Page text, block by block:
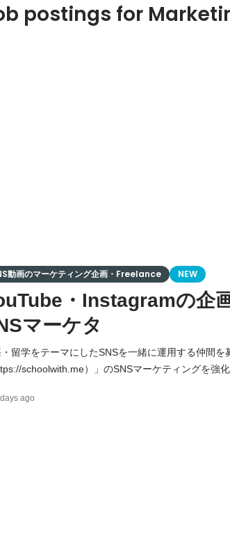
postings for
動画のマーケティング企画・Freelance NEW
・Instagramの企
マーケタ
学をテーマにしたSNSを一緒に運用する仲間を募集しています！ 弊社では、
schoolwith.me）」のSNSマーケティングを強
動画制作のディレクション、投稿後の改善まで幅広く関わ
ago